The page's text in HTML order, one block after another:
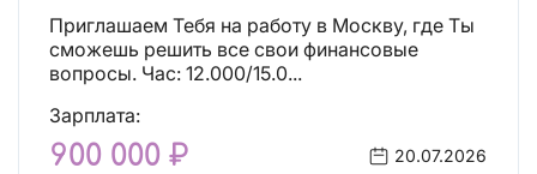
Приглашаем Тебя на работу в Москву, где Ты
сможешь решить все свои финансовые
вопросы. Час: 12.000/15.0...
Зарплата:
900 000 ₽ 20.07.2026